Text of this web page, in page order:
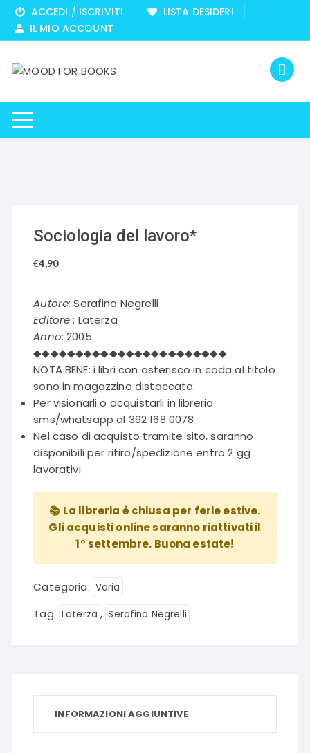
Vai
contenuto
ACCEDI / ISCRIVITI
LISTA DESIDERI
IL MIO ACCOUNT
Sociologia del lavoro*
€4,90
Autore: Serafino Negrelli
Editore: Laterza
Anno: 2005
◆◆◆◆◆◆◆◆◆◆◆◆◆◆◆◆◆◆◆◆◆◆◆
NOTA BENE: i libri con asterisco in coda al titolo
sono in magazzino distaccato:
Per visionarli o acquistarli in libreria
sms/whatsapp al 392 168 0078
Nel caso di acquisto tramite sito, saranno
disponibili per ritiro/spedizione entro 2 gg
lavorativi
📚 La libreria è chiusa per ferie estive.
Gli acquisti online saranno riattivati il
1° settembre. Buona estate!
Categoria: Varia
Tag: Laterza , Serafino Negrelli
INFORMAZIONI AGGIUNTIVE